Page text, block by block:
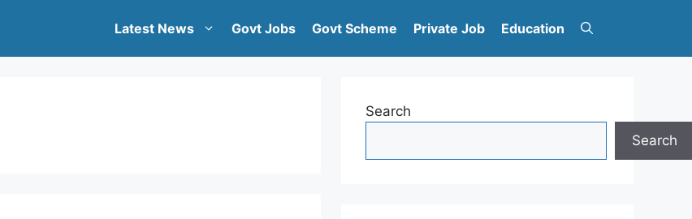
Latest News Govt Jobs Govt Scheme Private Job Education
Search
Search